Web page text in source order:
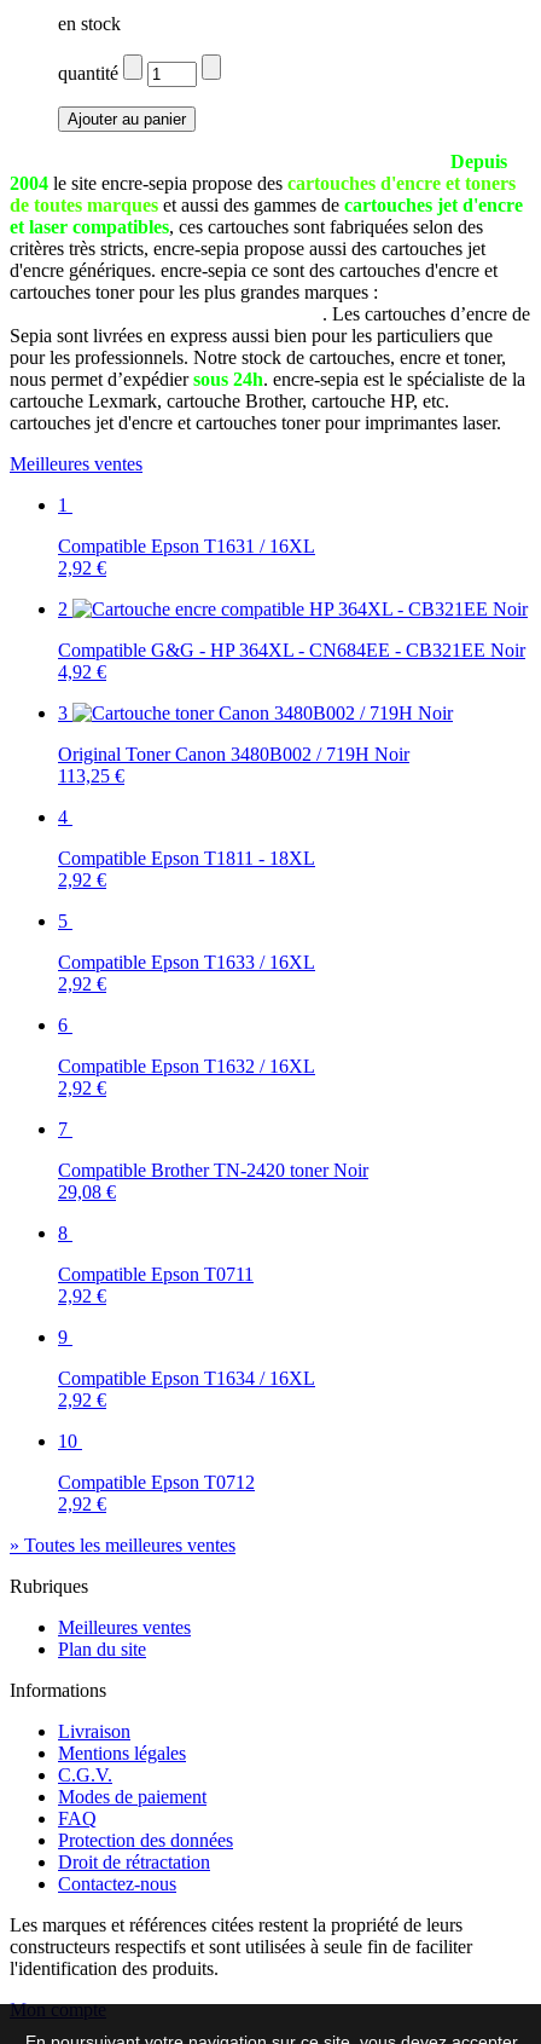
en stock
quantité
Depuis
2004 le site encre-sepia propose des cartouches d'encre et toners
de toutes marques et aussi des gammes de cartouches jet d'encre
et laser compatibles, ces cartouches sont fabriquées selon des
critères très stricts, encre-sepia propose aussi des cartouches jet
d'encre génériques. encre-sepia ce sont des cartouches d'encre et
cartouches toner pour les plus grandes marques :
. Les cartouches d’encre de
Sepia sont livrées en express aussi bien pour les particuliers que
pour les professionnels. Notre stock de cartouches, encre et toner,
nous permet d’expédiersous 24h. encre-sepia est le spécialiste de la
cartouche Lexmark, cartouche Brother, cartouche HP, etc.
cartouches jet d'encre et cartouches toner pour imprimantes laser.
Meilleures ventes
1
Compatible Epson T1631 / 16XL
2,92 €
2
Compatible G&G - HP 364XL - CN684EE - CB321EE Noir
4,92 €
3
Original Toner Canon 3480B002 / 719H Noir
113,25 €
4
Compatible Epson T1811 - 18XL
2,92 €
5
Compatible Epson T1633 / 16XL
2,92 €
6
Compatible Epson T1632 / 16XL
2,92 €
7
Compatible Brother TN-2420 toner Noir
29,08 €
8
Compatible Epson T0711
2,92 €
9
Compatible Epson T1634 / 16XL
2,92 €
10
Compatible Epson T0712
2,92 €
» Toutes les meilleures ventes
Rubriques
Meilleures ventes
Plan du site
Informations
Livraison
Mentions légales
C.G.V.
Modes de paiement
FAQ
Protection des données
Droit de rétractation
Contactez-nous
Les marques et références citées restent la propriété de leurs
constructeurs respectifs et sont utilisées à seule fin de faciliter
l'identification des produits.
Mon compte